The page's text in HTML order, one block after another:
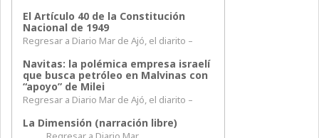
El Artículo 40 de la Constitución
Nacional de 1949
Regresar a Diario Mar de Ajó, el diarito –
Navitas: la polémica empresa israelí
que busca petróleo en Malvinas con
“apoyo” de Milei
Regresar a Diario Mar de Ajó, el diarito –
La Dimensión (narración libre)